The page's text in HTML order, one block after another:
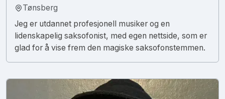
Tønsberg
Jeg er utdannet profesjonell musiker og en
lidenskapelig saksofonist, med egen nettside, som er
glad for å vise frem den magiske saksofonstemmen.